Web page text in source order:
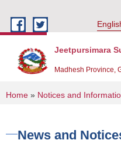
Jeetpursimara
Madhesh Province,
You are here
Home » Notices and
News and